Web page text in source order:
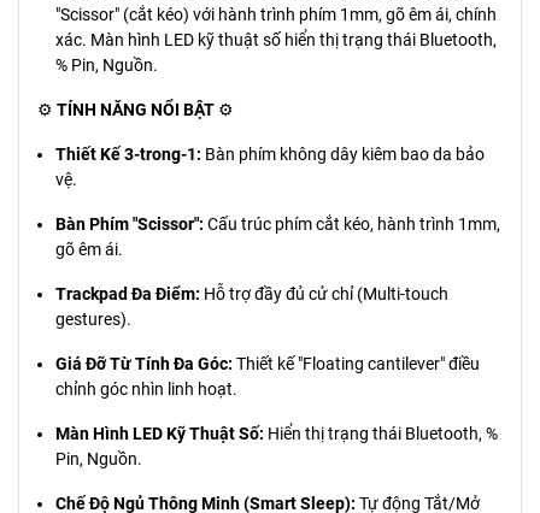
"Scissor" (cắt kéo) với hành trình phím 1mm, gõ êm ái, chính
xác. Màn hình LED kỹ thuật số hiển thị trạng thái Bluetooth,
% Pin, Nguồn.
⚙️ TÍNH NĂNG NỔI BẬT ⚙️
Thiết Kế 3-trong-1: Bàn phím không dây kiêm bao da bảo
vệ.
Bàn Phím "Scissor": Cấu trúc phím cắt kéo, hành trình 1mm,
gõ êm ái.
Trackpad Đa Điểm: Hỗ trợ đầy đủ cử chỉ (Multi-touch
gestures).
Giá Đỡ Từ Tính Đa Góc: Thiết kế "Floating cantilever" điều
chỉnh góc nhìn linh hoạt.
Màn Hình LED Kỹ Thuật Số: Hiển thị trạng thái Bluetooth, %
Pin, Nguồn.
Chế Độ Ngủ Thông Minh (Smart Sleep): Tự động Tắt/Mở